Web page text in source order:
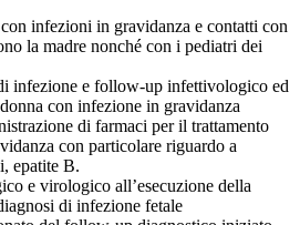
infezioni in gravidanza e contatti con
la madre nonché con i pediatri dei
infezione e follow-up infettivologico ed
con infezione in gravidanza
di farmaci per il trattamento
con particolare riguardo a
epatite B.
e virologico all’esecuzione della
di infezione fetale